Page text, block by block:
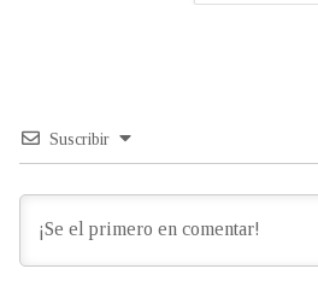
Suscribir